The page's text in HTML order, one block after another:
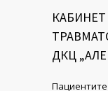
ДКЦ